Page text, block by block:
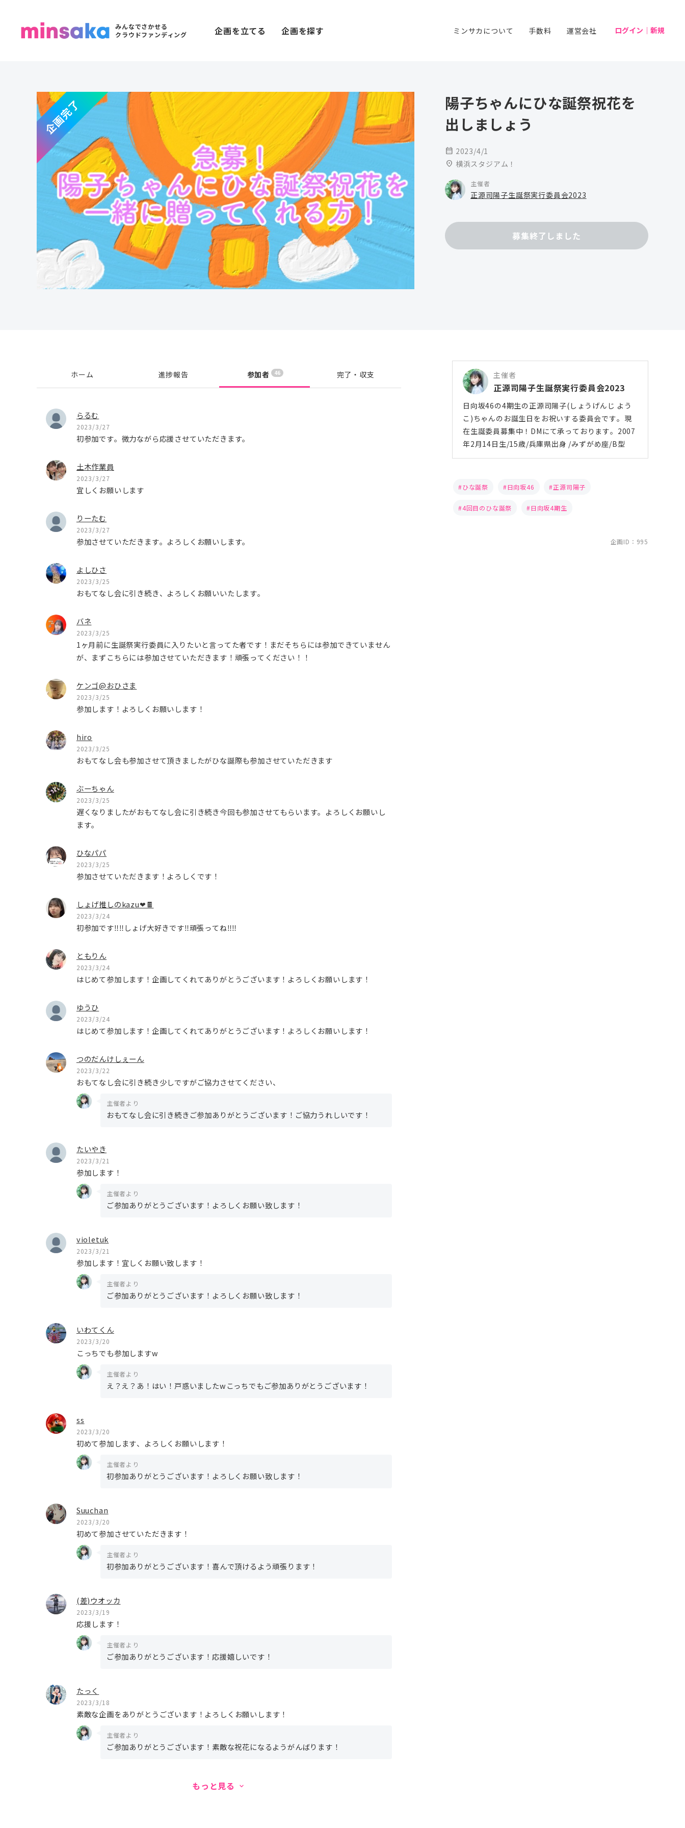
みんなでさかせる
クラウドファンディング
企画を立てる 企画を探す ミンサカについて 手数料 運営会社 ログイン｜新規
企画完了
陽子ちゃんにひな誕祭祝花を
出しましょう
calendar_month 2023/4/1
location_on 横浜スタジアム！
主催者
正源司陽子生誕祭実行委員会2023
募集終了しました
ホーム 進捗報告 参加者 46 完了・収支
らるむ
2023/3/27
初参加です。微力ながら応援させていただきます。
土木作業員
2023/3/27
宜しくお願いします
りーたむ
2023/3/27
参加させていただきます。よろしくお願いします。
よしひさ
2023/3/25
おもてなし会に引き続き、よろしくお願いいたします。
バネ
2023/3/25
1ヶ月前に生誕祭実行委員に入りたいと言ってた者です！まだそちらには参加できていません
が、まずこちらには参加させていただきます！頑張ってください！！
ケンゴ@おひさま
2023/3/25
参加します！よろしくお願いします！
hiro
2023/3/25
おもてなし会も参加させて頂きましたがひな誕際も参加させていただきます
ぶーちゃん
2023/3/25
遅くなりましたがおもてなし会に引き続き今回も参加させてもらいます。よろしくお願いし
ます。
ひなパパ
2023/3/25
参加させていただきます！よろしくです！
しょげ推しのkazu❤🍫
2023/3/24
初参加です‼️‼️しょげ大好きです‼️頑張ってね‼️‼️
ともりん
2023/3/24
はじめて参加します！企画してくれてありがとうございます！よろしくお願いします！
ゆうひ
2023/3/24
はじめて参加します！企画してくれてありがとうございます！よろしくお願いします！
つのだんけしぇーん
2023/3/22
おもてなし会に引き続き少しですがご協力させてください、
主催者より
おもてなし会に引き続きご参加ありがとうございます！ご協力うれしいです！
たいやき
2023/3/21
参加します！
主催者より
ご参加ありがとうございます！よろしくお願い致します！
violetuk
2023/3/21
参加します！宜しくお願い致します！
主催者より
ご参加ありがとうございます！よろしくお願い致します！
いわてくん
2023/3/20
こっちでも参加しますw
主催者より
え？え？あ！はい！戸惑いましたwこっちでもご参加ありがとうございます！
ss
2023/3/20
初めて参加します、よろしくお願いします！
主催者より
初参加ありがとうございます！よろしくお願い致します！
Suuchan
2023/3/20
初めて参加させていただきます！
主催者より
初参加ありがとうございます！喜んで頂けるよう頑張ります！
(差)ウオッカ
2023/3/19
応援します！
主催者より
ご参加ありがとうございます！応援嬉しいです！
たっく
2023/3/18
素敵な企画をありがとうございます！よろしくお願いします！
主催者より
ご参加ありがとうございます！素敵な祝花になるようがんばります！
もっと見る keyboard_arrow_down
主催者
正源司陽子生誕祭実行委員会2023
日向坂46の4期生の正源司陽子(しょうげんじ よう
こ)ちゃんのお誕生日をお祝いする委員会です。現
在生誕委員募集中！DMにて承っております。2007
年2月14日生/15歳/兵庫県出身 /みずがめ座/B型
ひな誕祭 日向坂46 正源司陽子
4回目のひな誕祭 日向坂4期生
企画ID：995